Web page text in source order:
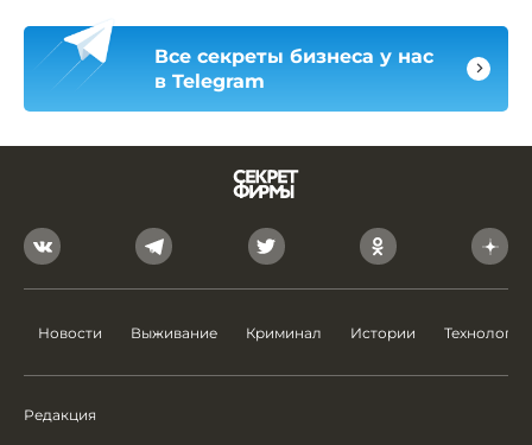
Все секреты бизнеса у нас
в Telegram
Новости Выживание Криминал Истории Технологии
Редакция